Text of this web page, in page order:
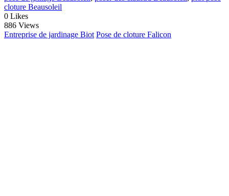
cloture Beausoleil
0 Likes
886 Views
Entreprise de jardinage Biot Pose de cloture Falicon